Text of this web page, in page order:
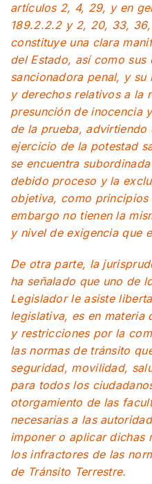
artículos 2, 4, 29, y en
189.2.2.2 y 2, 20, 33,
constituye una clara
del Estado, así como
sancionadora penal, y
y derechos relativos a la
presunción de inocencia
de la prueba,
ejercicio de la potestad
se encuentra
debido proceso y la
objetiva, como principios
embargo no tienen la
y nivel de exigencia que
De otra parte, la
ha señalado que uno de
Legislador le asiste
legislativa, es en materia
y restricciones por la
las normas de tránsito
seguridad, movilidad,
para todos los
otorgamiento de las
necesarias a las
imponer o aplicar dichas
los infractores de las
de Tránsito Terrestre.